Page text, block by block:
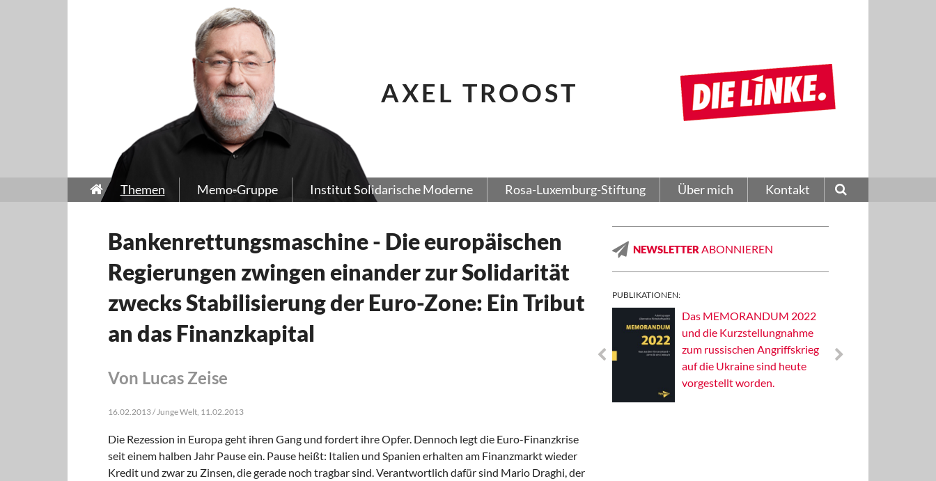
AXEL TROOST
Themen Memo-Gruppe Institut Solidarische Moderne Rosa-Luxemburg-Stiftung Über mich Kontakt
Bankenrettungsmaschine - Die europäischen
Regierungen zwingen einander zur Solidarität
zwecks Stabilisierung der Euro-Zone: Ein Tribut
an das Finanzkapital
Von Lucas Zeise
16.02.2013 / Junge Welt, 11.02.2013
Die Rezession in Europa geht ihren Gang und fordert ihre Opfer. Dennoch legt die Euro-Finanzkrise
seit einem halben Jahr Pause ein. Pause heißt: Italien und Spanien erhalten am Finanzmarkt wieder
Kredit und zwar zu Zinsen, die gerade noch tragbar sind. Verantwortlich dafür sind Mario Draghi, der
NEWSLETTER ABONNIEREN
PUBLIKATIONEN:
Solidarisches EUropa -
Das MEMORANDUM 2022
und die Kurzstellungnahme
zum russischen Angriffskrieg
auf die Ukraine sind heute
vorgestellt worden.